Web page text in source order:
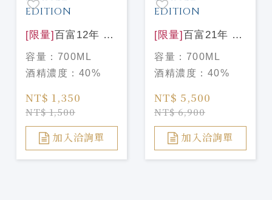
[限量] 百富12年 花
時心藝限量設計款
THE BALVENIE
12Y DOUBLE
WOOD LIMITED
EDITION
容量： 700ML
酒精濃度： 40%
NT$ 1,350
NT$ 1,500
加入洽詢單
[限量] 百富21年 花
時心藝限量設計款
THE BALVENIE
21Y PORTWOOD
LIMITED
EDITION
容量： 700ML
酒精濃度： 40%
NT$ 5,500
NT$ 6,900
加入洽詢單